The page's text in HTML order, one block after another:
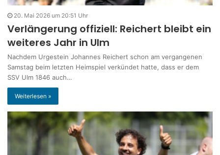
20. Mai 2026 um 20:51 Uhr
Verlängerung offiziell: Reichert bleibt ein
weiteres Jahr in Ulm
Nachdem Urgestein Johannes Reichert schon am vergangenen
Samstag beim letzten Heimspiel verkündet hatte, dass er dem
SSV Ulm 1846 auch…
Weiterlesen »